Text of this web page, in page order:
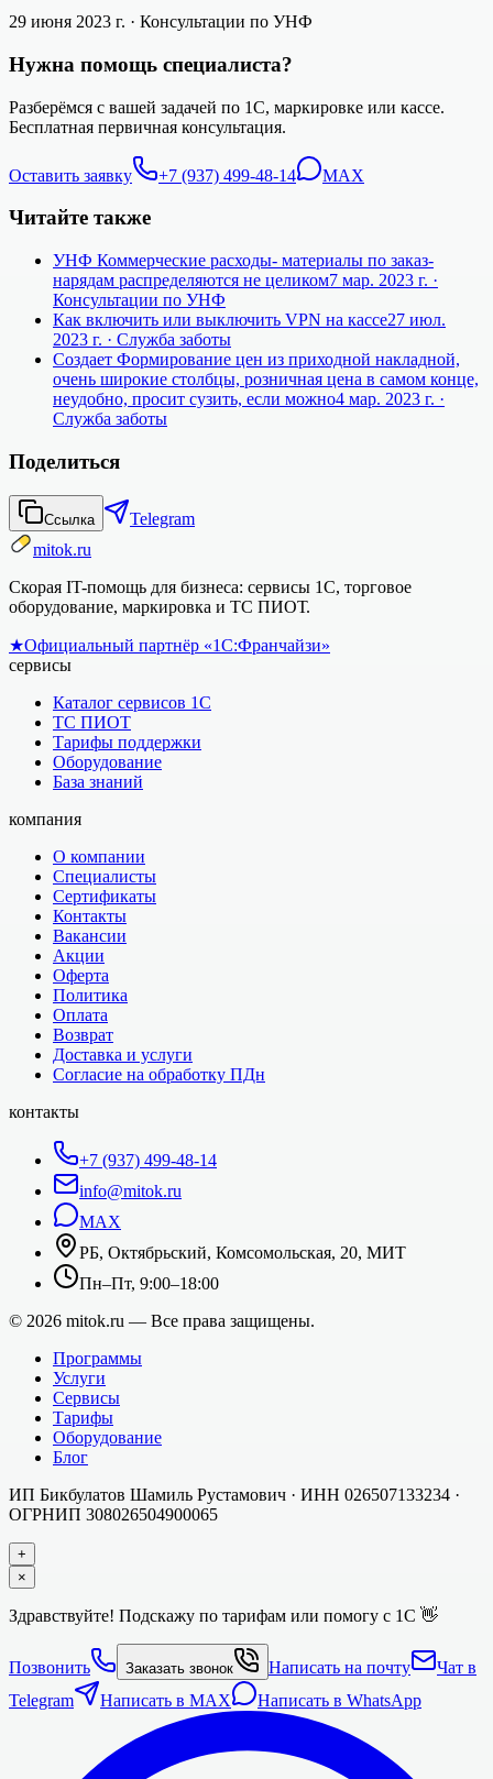
29 июня 2023 г. · Консультации по УНФ
Нужна помощь специалиста?
Разберёмся с вашей задачей по 1С, маркировке или кассе.
Бесплатная первичная консультация.
Оставить заявку +7 (937) 499-48-14 MAX
Читайте также
УНФ Коммерческие расходы- материалы по заказ-
нарядам распределяются не целиком7 мар. 2023 г. ·
Консультации по УНФ
Как включить или выключить VPN на кассе27 июл.
2023 г. · Служба заботы
Создает Формирование цен из приходной накладной,
очень широкие столбцы, розничная цена в самом конце,
неудобно, просит сузить, если можно4 мар. 2023 г. ·
Служба заботы
Поделиться
Ссылка
Telegram
mitok.ru
Скорая IT-помощь для бизнеса: сервисы 1С, торговое
оборудование, маркировка и ТС ПИОТ.
★Официальный партнёр «1С:Франчайзи»
сервисы
Каталог сервисов 1С
ТС ПИОТ
Тарифы поддержки
Оборудование
База знаний
компания
О компании
Специалисты
Сертификаты
Контакты
Вакансии
Акции
Оферта
Политика
Оплата
Возврат
Доставка и услуги
Согласие на обработку ПДн
контакты
+7 (937) 499-48-14
info@mitok.ru
MAX
РБ, Октябрьский, Комсомольская, 20, МИТ
Пн–Пт, 9:00–18:00
© 2026 mitok.ru — Все права защищены.
Программы
Услуги
Сервисы
Тарифы
Оборудование
Блог
ИП Бикбулатов Шамиль Рустамович · ИНН 026507133234 ·
ОГРНИП 308026504900065
+
×
Здравствуйте! Подскажу по тарифам или помогу с 1С 👋
Позвонить Заказать звонок Написать на почту
Чат в
Telegram
Написать в MAX Написать в WhatsApp